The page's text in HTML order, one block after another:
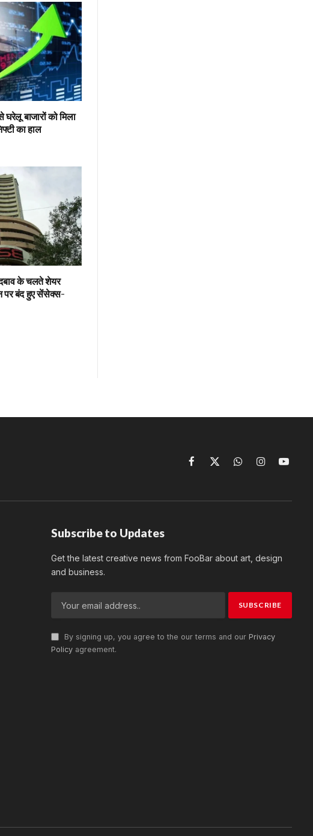
बाजारों को मिला
का हाल
दबाव के चलते शेयर
पर बंद हुए सेंसेक्स-
Facebook
X
WhatsAppInstagram
Subscribe to Updates
Get the latest creative news from FooBar about art, design
and business.
By signing up, you agree to the our terms and our Privacy
Policy agreement.